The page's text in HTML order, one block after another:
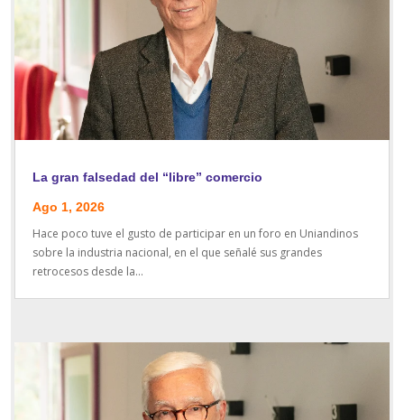
La gran falsedad del “libre” comercio
Ago 1, 2026
Hace poco tuve el gusto de participar en un foro en Uniandinos
sobre la industria nacional, en el que señalé sus grandes
retrocesos desde la...